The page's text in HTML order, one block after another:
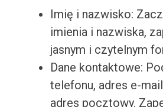
Imię i nazwisko:
imienia i nazwiska,
jasnym i czytelnym
Dane kontaktowe:
telefonu, adres e-
adres pocztowy.